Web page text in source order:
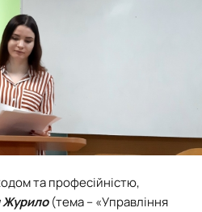
та професійністю,
Журило(тема–«Управління